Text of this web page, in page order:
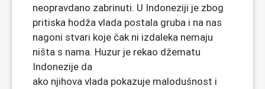
neopravdano zabrinuti. U Indoneziji je zbog
pritiska hodža vlada postala gruba i na nas
nagoni stvari koje čak ni izdaleka nemaju
ništa s nama. Huzur je rekao džematu
Indonezije da
ako njihova vlada pokazuje malodušnost i